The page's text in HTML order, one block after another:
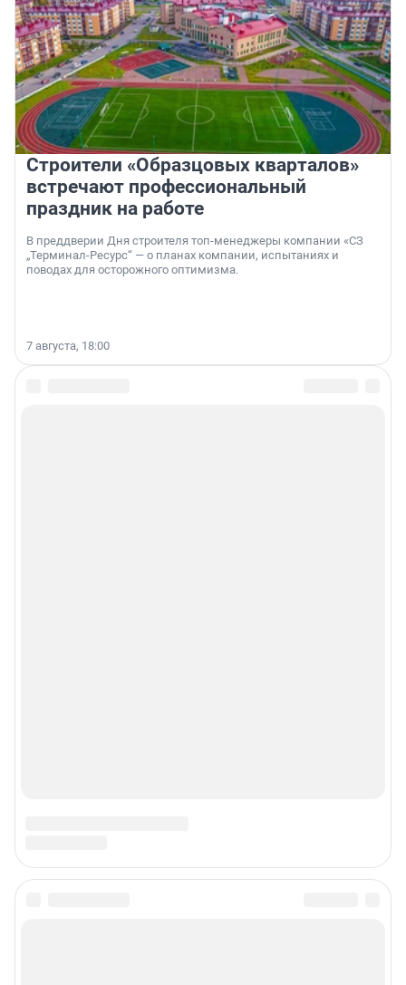
Строители «Образцовых кварталов»
встречают профессиональный
праздник на работе
В преддверии Дня строителя топ-менеджеры компании «СЗ
„Терминал-Ресурс“ — о планах компании, испытаниях и
поводах для осторожного оптимизма.
7 августа, 18:00